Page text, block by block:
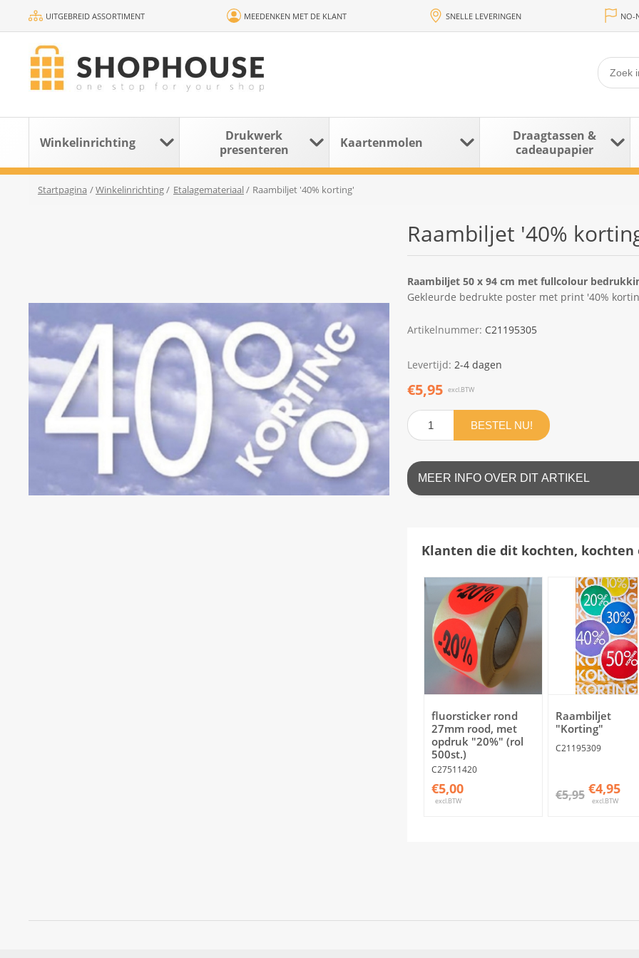
UITGEBREID ASSORTIMENT MEEDENKEN MET DE KLANT SNELLE LEVERINGEN NO-
Winkelinrichting
Drukwerk
presenteren
Kaartenmolen
Draagtassen &
cadeaupapier
Startpagina /Winkelinrichting/ Etalagemateriaal / Raambiljet '40% korting'
Raambiljet '40%
Raambiljet 50 x 94 cm met fullcolour
Gekleurde bedrukte poster met print '40%
Artikelnummer: C21195305
Levertijd: 2-4 dagen
€5,95 excl.BTW
BESTEL NU!
MEER INFO OVER DIT ARTIKEL
Klanten die dit kochten, kochten
fluorsticker rond
27mm rood, met
opdruk "20%" (rol
500st.)
C27511420
€5,00
excl.BTW
Raambiljet
"Korting"
C21195309
€5,95 €4,95
excl.BTW